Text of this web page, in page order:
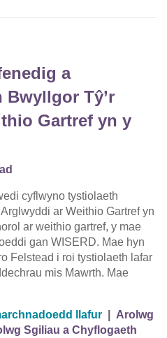
a
Bwyllgor Tŷ’r
Gartref yn y
cyflwyno tystiolaeth
ar Weithio Gartref yn
ar weithio gartref, y mae
gan WISERD. Mae hyn
Felstead i roi tystiolaeth lafar
mis Mawrth. Mae
llafur
Arolwg
Sgiliau a Chyflogaeth